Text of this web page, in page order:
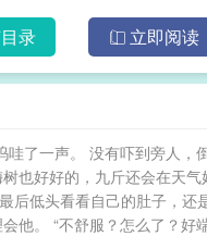
录 立即阅读
哇了一声。 没有吓到旁人，
也好好的，九斤还会在天气
后低头看看自己的肚子，还
他。 “不舒服？怎么了？好